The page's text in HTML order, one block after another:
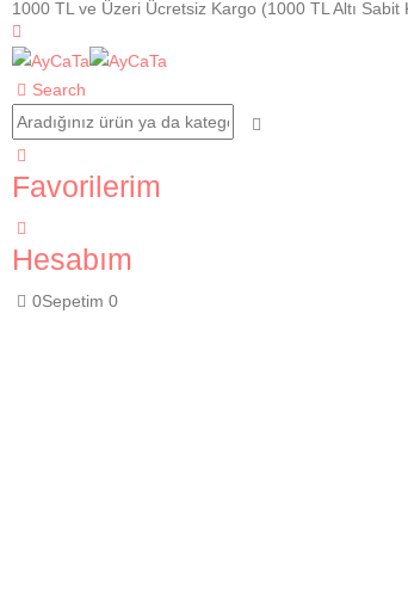
1000 TL ve Üzeri Ücretsiz Kargo (1000 TL Altı
Search
Favorilerim
Hesabım
0Sepetim 0